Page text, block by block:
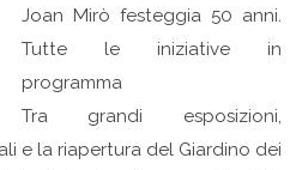
Joan Mirò festeggia 50 anni.
Tutte le iniziative in
programma
Tra grandi esposizioni,
e la riapertura del Giardino dei